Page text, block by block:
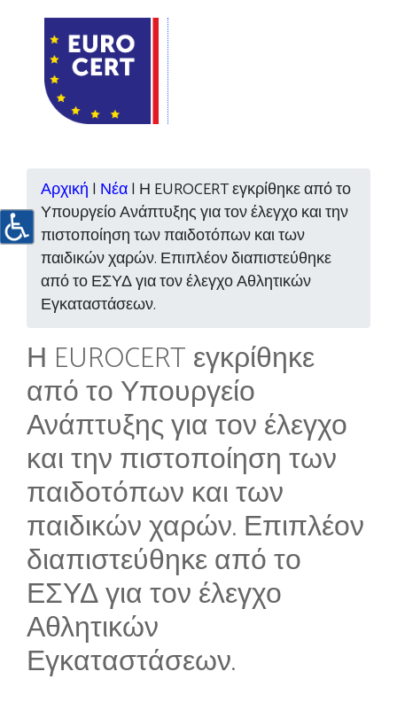
Αρχική | Νέα| Η EUROCERT εγκρίθηκε από το
Υπουργείο Ανάπτυξης για τον έλεγχο και την
πιστοποίηση των παιδοτόπων και των
παιδικών χαρών. Επιπλέον διαπιστεύθηκε
από το ΕΣΥΔ για τον έλεγχο Αθλητικών
Εγκαταστάσεων.
Η EUROCERT εγκρίθηκε
από το Υπουργείο
Ανάπτυξης για τον έλεγχο
και την πιστοποίηση των
παιδοτόπων και των
παιδικών χαρών. Επιπλέον
διαπιστεύθηκε από το
ΕΣΥΔ για τον έλεγχο
Αθλητικών
Εγκαταστάσεων.